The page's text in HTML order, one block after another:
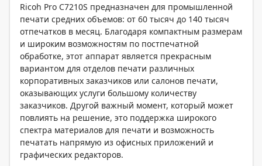
Ricoh Pro C7210S предназначен для промышленной
печати средних объемов: от 60 тысяч до 140 тысяч
отпечатков в месяц. Благодаря компактным размерам
и широким возможностям по постпечатной
обработке, этот аппарат является прекрасным
вариантом для отделов печати различных
корпоративных заказчиков или салонов печати,
оказывающих услуги большому количеству
заказчиков. Другой важный момент, который может
повлиять на решение, это поддержка широкого
спектра материалов для печати и возможность
печатать напрямую из офисных приложений и
графических редакторов.